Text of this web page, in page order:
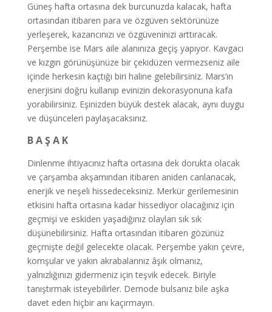
Güneş hafta ortasına dek burcunuzda kalacak, hafta
ortasından itibaren para ve özgüven sektörünüze
yerleşerek, kazancınızı ve özgüveninizi arttıracak.
Perşembe ise Mars aile alanınıza geçiş yapıyor. Kavgacı
ve kızgın görünüşünüze bir çekidüzen vermezseniz aile
içinde herkesin kaçtığı biri haline gelebilirsiniz. Mars’ın
enerjisini doğru kullanıp evinizin dekorasyonuna kafa
yorabilirsiniz. Eşinizden büyük destek alacak, aynı duygu
ve düşünceleri paylaşacaksınız.
B A Ş A K
Dinlenme ihtiyacınız hafta ortasına dek dorukta olacak
ve çarşamba akşamından itibaren aniden canlanacak,
enerjik ve neşeli hissedeceksiniz. Merkür gerilemesinin
etkisini hafta ortasına kadar hissediyor olacağınız için
geçmişi ve eskiden yaşadığınız olayları sık sık
düşünebilirsiniz. Hafta ortasından itibaren gözünüz
geçmişte değil gelecekte olacak. Perşembe yakın çevre,
komşular ve yakın akrabalarınız âşık olmanız,
yalnızlığınızı gidermeniz için teşvik edecek. Biriyle
tanıştırmak isteyebilirler. Demode bulsanız bile aşka
davet eden hiçbir anı kaçırmayın.